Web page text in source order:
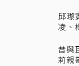
邱瓈
凌、
昔與
莉親